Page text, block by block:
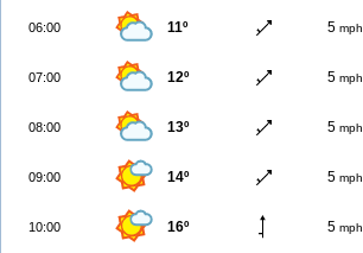
06:00 11º 5 mph
07:00 12º 5 mph
08:00 13º 5 mph
09:00 14º 5 mph
10:00 16º 5 mph